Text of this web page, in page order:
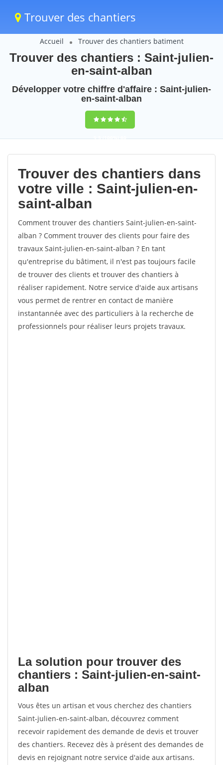
Trouver des chantiers
Accueil Trouver des chantiers batiment
Trouver des chantiers : Saint-julien-
en-saint-alban
Développer votre chiffre d'affaire : Saint-julien-
en-saint-alban
9,5(100%)60
votes
Trouver des chantiers dans
votre ville : Saint-julien-en-
saint-alban
Comment trouver des chantiers Saint-julien-en-saint-
alban ? Comment trouver des clients pour faire des
travaux Saint-julien-en-saint-alban ? En tant
qu'entreprise du bâtiment, il n'est pas toujours facile
de trouver des clients et trouver des chantiers à
réaliser rapidement. Notre service d'aide aux artisans
vous permet de rentrer en contact de manière
instantannée avec des particuliers à la recherche de
professionnels pour réaliser leurs projets travaux.
La solution pour trouver des
chantiers : Saint-julien-en-saint-
alban
Vous êtes un artisan et vous cherchez des chantiers
Saint-julien-en-saint-alban, découvrez comment
recevoir rapidement des demande de devis et trouver
des chantiers. Recevez dès à présent des demandes de
devis en rejoignant notre service d'aide aux artisans.